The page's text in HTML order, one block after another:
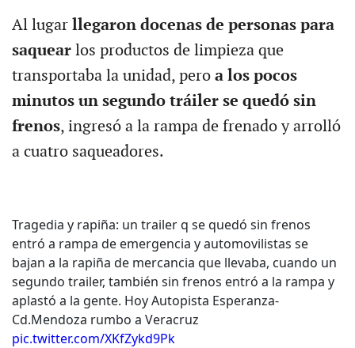
Al lugar llegaron docenas de personas para
saquearlos productos de limpieza que
transportaba la unidad, peroa los pocos
minutos un segundo tráiler se quedó sin
frenos, ingresó a la rampa de frenado y arrolló
a cuatro saqueadores.
Tragedia y rapiña: un trailer q se quedó sin frenos
entró a rampa de emergencia y automovilistas se
bajan a la rapiña de mercancia que llevaba, cuando un
segundo trailer, también sin frenos entró a la rampa y
aplastó a la gente. Hoy Autopista Esperanza-
Cd.Mendoza rumbo a Veracruz
pic.twitter.com/XKfZykd9Pk